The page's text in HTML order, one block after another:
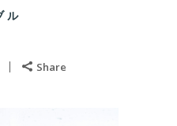
ル
Share